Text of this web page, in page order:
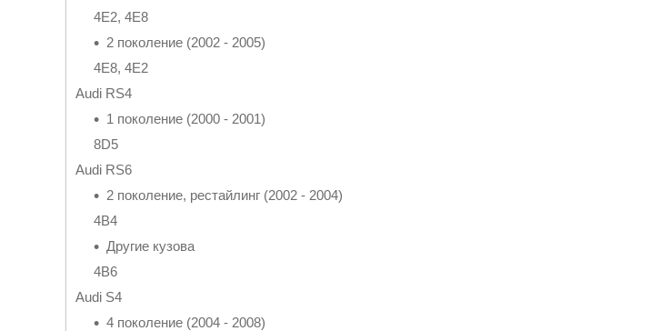
4E2, 4E8
2 поколение (2002 - 2005)
4E8, 4E2
Audi RS4
1 поколение (2000 - 2001)
8D5
Audi RS6
2 поколение, рестайлинг (2002 - 2004)
4B4
Другие кузова
4B6
Audi S4
4 поколение (2004 - 2008)